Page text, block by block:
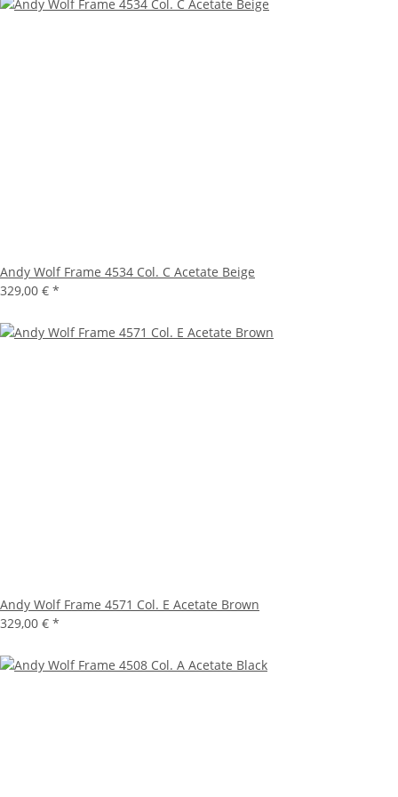
Andy Wolf Frame 4534 Col. C Acetate Beige
329,00 € *
Andy Wolf Frame 4571 Col. E Acetate Brown
329,00 € *